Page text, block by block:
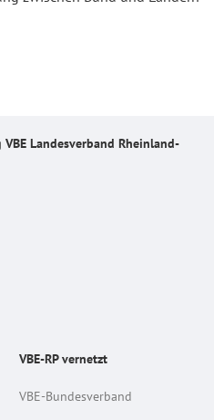
Landesverband Rheinland-
VBE-RP vernetzt
VBE-Bundesverband